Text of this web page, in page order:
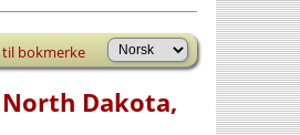
til bokmerke
Dakota,